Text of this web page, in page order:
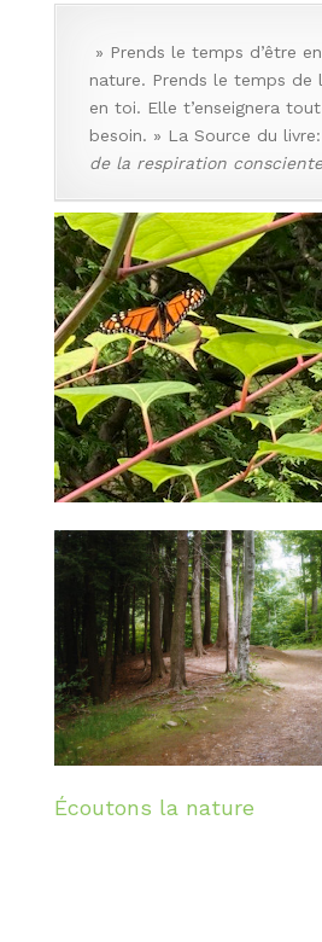
» Prends le temps d’être
nature. Prends le temps de
en toi. Elle t’enseignera
besoin. » La Source du livre:
de la respiration consciente
Écoutons la nature